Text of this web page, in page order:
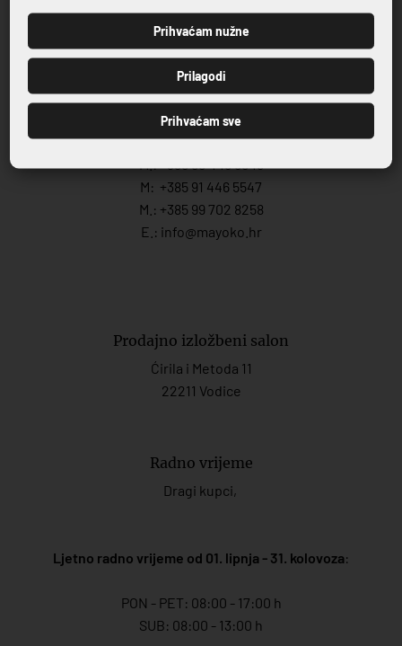
Prodajno izložbeni salon:
T.:+385 22 216 634
M. +385 91 446 5504
M: +385 91 446 5548
Prodaja:
M.:+385 99 446 5548
M: +385 91 446 5547
M.: +385 99 702 8258
E.: info@mayoko. hr
Prodajno izložbeni salon
Ćirila i Metoda 11
22211 Vodice
Radno vrijeme
Dragi kupci,
Ljetno radno vrijeme od 01. lipnja - 31. kolovoza:
PON - PET: 08:00 - 17:00 h
SUB: 08:00 - 13:00 h
PRIJAVI SE
Prihvaćam nužne
Prilagodi
Prihvaćam sve